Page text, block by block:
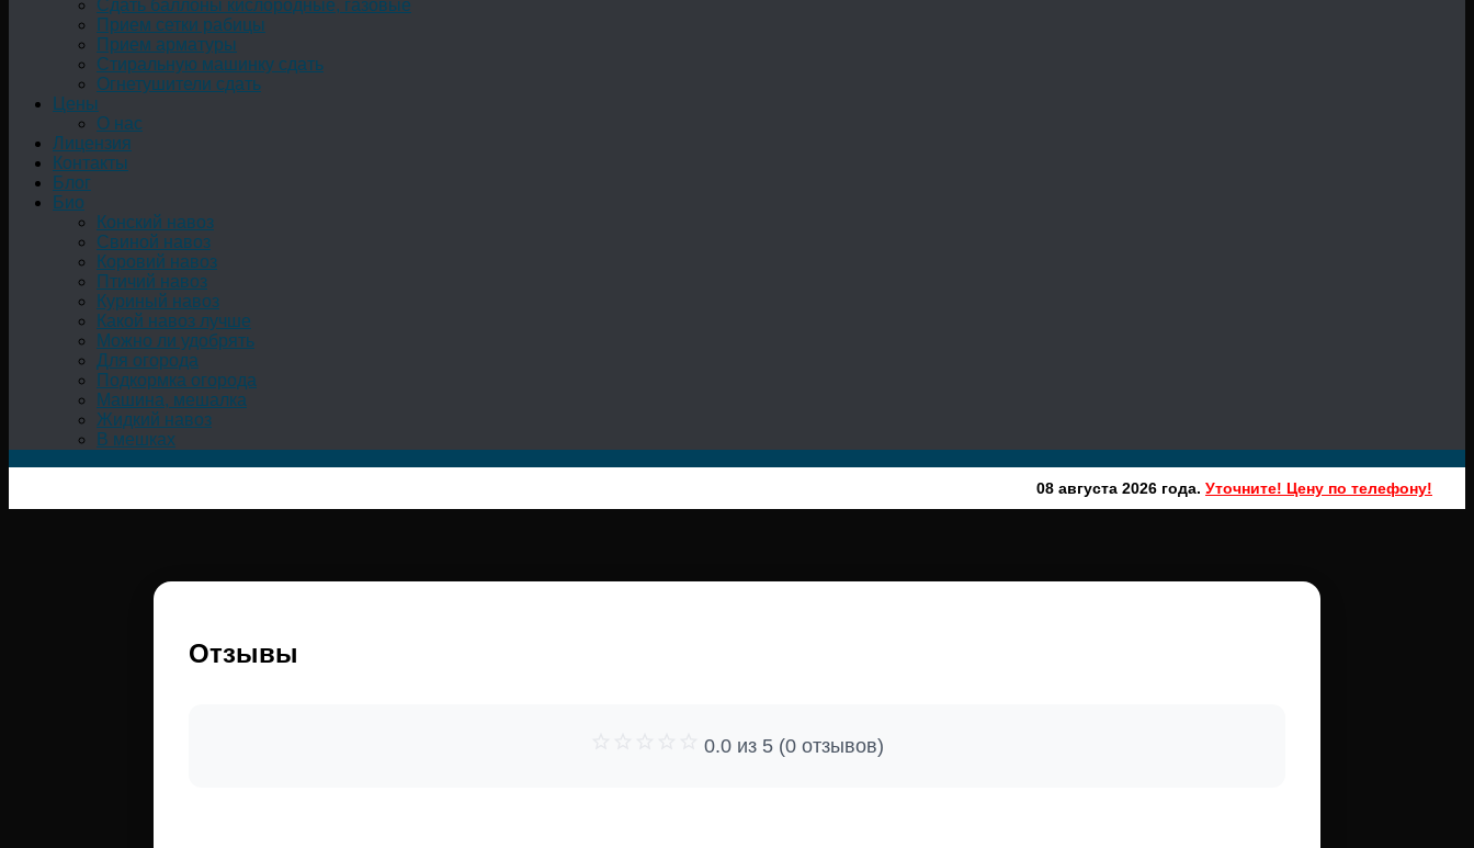
Сдать баллоны кислородные, газовые
Прием сетки рабицы
Прием арматуры
Стиральную машинку сдать
Огнетушители сдать
Цены
О нас
Лицензия
Контакты
Блог
Био
Конский навоз
Свиной навоз
Коровий навоз
Птичий навоз
Куриный навоз
Какой навоз лучше
Можно ли удобрять
Для огорода
Подкормка огорода
Машина, мешалка
Жидкий навоз
В мешках
08 августа 2026 года. Уточните! Цену по телефону!
Отзывы
0.0 из 5 (0 отзывов)